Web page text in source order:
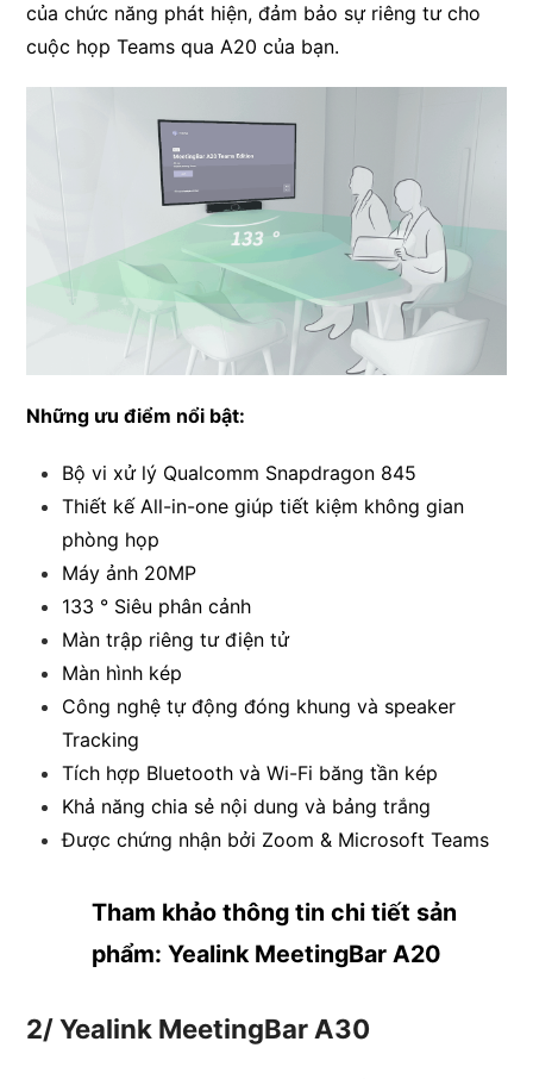
của chức năng phát hiện, đảm bảo sự riêng tư cho
cuộc họp Teams qua A20 của bạn.
Những ưu điểm nổi bật:
Bộ vi xử lý Qualcomm Snapdragon 845
Thiết kế All-in-one giúp tiết kiệm không gian
phòng họp
Máy ảnh 20MP
133 ° Siêu phân cảnh
Màn trập riêng tư điện tử
Màn hình kép
Công nghệ tự động đóng khung và speaker
Tracking
Tích hợp Bluetooth và Wi-Fi băng tần kép
Khả năng chia sẻ nội dung và bảng trắng
Được chứng nhận bởi Zoom & Microsoft Teams
Tham khảo thông tin chi tiết sản
phẩm: Yealink MeetingBar A20
2/ Yealink MeetingBar A30